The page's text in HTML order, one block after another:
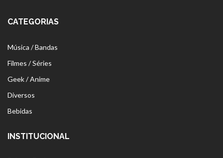
CATEGORIAS
Música / Bandas
Filmes / Séries
Geek / Anime
Diversos
Bebidas
INSTITUCIONAL